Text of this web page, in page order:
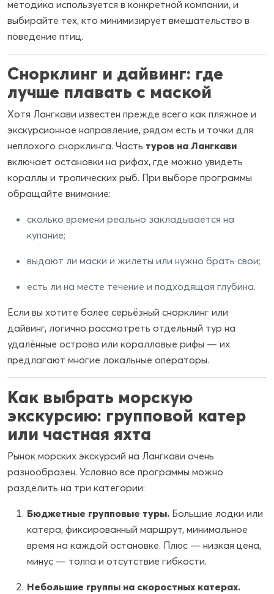
методика используется в конкретной компании, и
выбирайте тех, кто минимизирует вмешательство в
поведение птиц.
Снорклинг и дайвинг: где
лучше плавать с маской
Хотя Лангкави известен прежде всего как пляжное и
экскурсионное направление, рядом есть и точки для
неплохого снорклинга. Часть туров на Лангкави
включает остановки на рифах, где можно увидеть
кораллы и тропических рыб. При выборе программы
обращайте внимание:
сколько времени реально закладывается на
купание;
выдают ли маски и жилеты или нужно брать свои;
есть ли на месте течение и подходящая глубина.
Если вы хотите более серьёзный снорклинг или
дайвинг, логично рассмотреть отдельный тур на
удалённые острова или коралловые рифы — их
предлагают многие локальные операторы.
Как выбрать морскую
экскурсию: групповой катер
или частная яхта
Рынок морских экскурсий на Лангкави очень
разнообразен. Условно все программы можно
разделить на три категории:
Бюджетные групповые туры. Большие лодки или
катера, фиксированный маршрут, минимальное
время на каждой остановке. Плюс — низкая цена,
минус — толпа и отсутствие гибкости.
Небольшие группы на скоростных катерах.